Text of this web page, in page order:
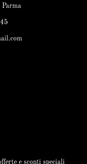
Parma
e sconti speciali